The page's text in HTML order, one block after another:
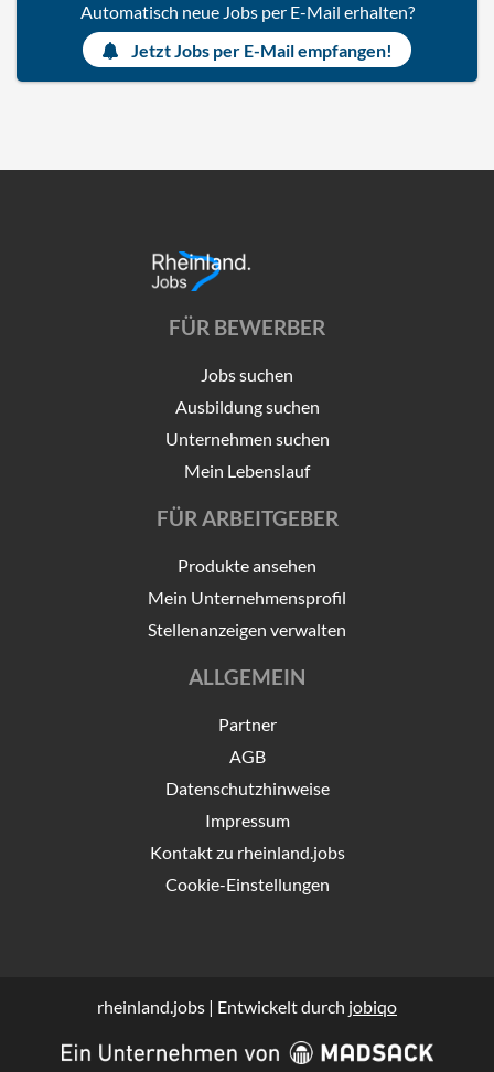
Automatisch neue Jobs per E-Mail erhalten?
Jetzt Jobs per E-Mail empfangen!
FÜR BEWERBER
Jobs suchen
Ausbildung suchen
Unternehmen suchen
Mein Lebenslauf
FÜR ARBEITGEBER
Produkte ansehen
Mein Unternehmensprofil
Stellenanzeigen verwalten
ALLGEMEIN
Partner
AGB
Datenschutzhinweise
Impressum
Kontakt zu rheinland.jobs
Cookie-Einstellungen
rheinland.jobs | Entwickelt durch jobiqo